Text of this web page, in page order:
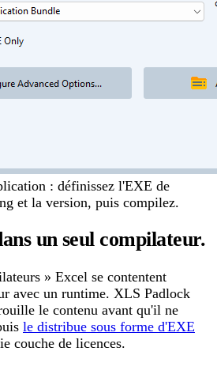
: définissez l'EXE de
et la version, puis compilez.
un seul compilateur.
» Excel se contentent
avec un runtime. XLS Padlock
le contenu avant qu'il ne
le distribue sous forme d'EXE
couche de licences.